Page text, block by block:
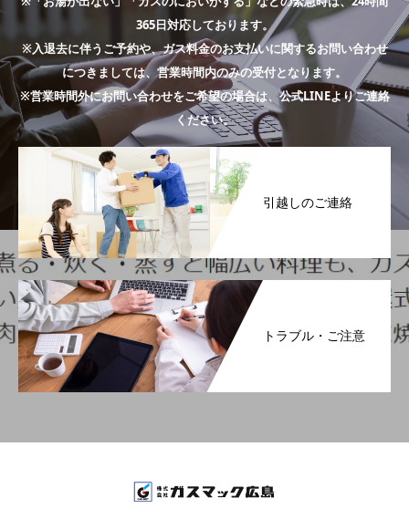
365日対応しております。
※入退去に伴うご予約や、ガス料金のお支払いに関するお問い合わせ
につきましては、営業時間内のみの受付となります。
※営業時間外にお問い合わせをご希望の場合は、公式LINEよりご連絡
ください。
引越しのご連絡
トラブル・ご注意